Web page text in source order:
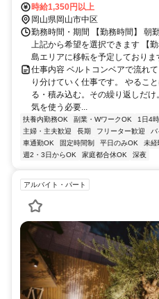
時給1,350円以上
岡山県岡山市中区
勤務時間・期間 【勤務時間】 朝
上記から希望を選択できます 【
島エリアに移転を予定しておりま
仕事内容 ベルトコンベアで流れ
り分けていく仕事です。 やるこ
る・積み込む。その繰り返しだ
気を使う必要...
扶養内勤務OK 副業・WワークOK 1日4
主婦・主夫歓迎
長期 フリーター歓迎
車通勤OK
固定時間制 平日のみOK 未経
週2・3日からOK
家庭都合休OK 深夜
アルバイト・パート